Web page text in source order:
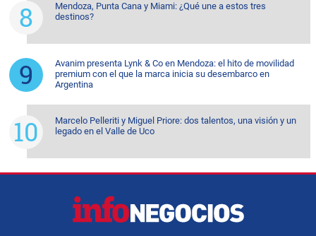
Mendoza, Punta Cana y Miami: ¿Qué une a estos tres
destinos?
Avanim presenta Lynk & Co en Mendoza: el hito de movilidad
premium con el que la marca inicia su desembarco en
Argentina
Marcelo Pelleriti y Miguel Priore: dos talentos, una visión y un
legado en el Valle de Uco